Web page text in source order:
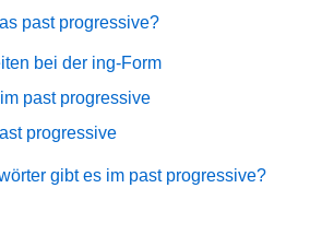
past progressive?
bei der ing-Form
past progressive
progressive
gibt es im past progressive?